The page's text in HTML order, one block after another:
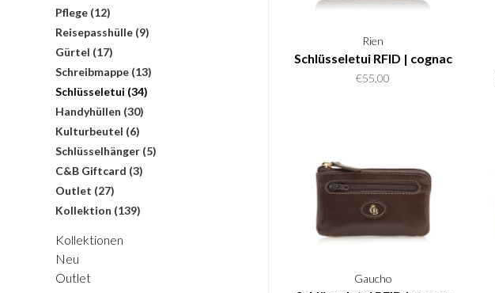
Pflege (12)
Reisepasshülle (9)
Gürtel (17)
Schreibmappe (13)
Schlüsseletui (34)
Handyhüllen (30)
Kulturbeutel (6)
Schlüsselhänger (5)
C&B Giftcard (3)
Outlet (27)
Kollektion (139)
Kollektionen
Neu
Outlet
Rien
Schlüsseletui RFID | cognac
€55,00
Gaucho